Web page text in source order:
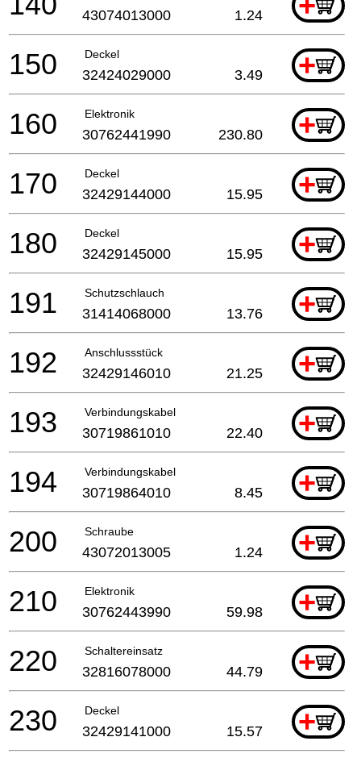
43074013000 1.24
Deckel +
150 32424029000 3.49
Elektronik +
160 30762441990 230.80
Deckel +
170 32429144000 15.95
Deckel +
180 32429145000 15.95
Schutzschlauch +
191 31414068000 13.76
Anschlussstück +
192 32429146010 21.25
Verbindungskabel +
193 30719861010 22.40
Verbindungskabel +
194 30719864010 8.45
Schraube +
200 43072013005 1.24
Elektronik +
210 30762443990 59.98
Schaltereinsatz +
220 32816078000 44.79
Deckel +
230 32429141000 15.57